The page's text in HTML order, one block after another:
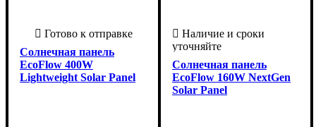
Солнечная панель
EcoFlow 400W
Lightweight Solar Panel
Солнечная панель
EcoFlow 160W NextGen
Solar Panel